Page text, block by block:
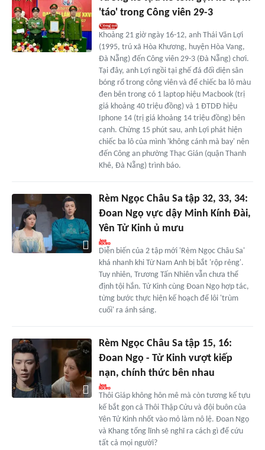
'táo' trong Công viên 29-3
Khoảng 21 giờ ngày 16-12, anh Thái Văn Lợi
(1995, trú xã Hòa Khương, huyện Hòa Vang,
Đà Nẵng) đến Công viên 29-3 (Đà Nẵng) chơi.
Tại đây, anh Lợi ngồi tại ghế đá đối diện sân
bóng rổ trong công viên và để chiếc ba lô màu
đen bên trong có 1 laptop hiệu Macbook (trị
giá khoảng 40 triệu đồng) và 1 ĐTDĐ hiệu
Iphone 14 (trị giá khoảng 14 triệu đồng) bên
cạnh. Chừng 15 phút sau, anh Lợi phát hiện
chiếc ba lô của mình 'không cánh mà bay' nên
đến Công an phường Thạc Gián (quận Thanh
Khê, Đà Nẵng) trình báo.
Rèm Ngọc Châu Sa tập 32, 33, 34:
Đoan Ngọ vực dậy Minh Kính Đài,
Yên Tử Kinh ủ mưu
Diễn biến của 2 tập mới 'Rèm Ngọc Châu Sa'
khá nhanh khi Từ Nam Anh bị bắt 'rộp rẻng'.
Tuy nhiên, Trương Tấn Nhiên vẫn chưa thể
định tội hắn. Tử Kinh cùng Đoan Ngọ hợp tác,
từng bước thực hiện kế hoạch để lôi 'trùm
cuối' ra ánh sáng.
Rèm Ngọc Châu Sa tập 15, 16:
Đoan Ngọ - Tử Kinh vượt kiếp
nạn, chính thức bên nhau
Thôi Giáp không hôn mê mà còn tương kế tựu
kế bắt gọn cả Thôi Thập Cửu và đội buôn của
Yên Tử Kinh nhốt vào mỏ làm nô lệ. Đoan Ngọ
và Khang tổng lĩnh sẽ nghĩ ra cách gì để cứu
tất cả mọi người?